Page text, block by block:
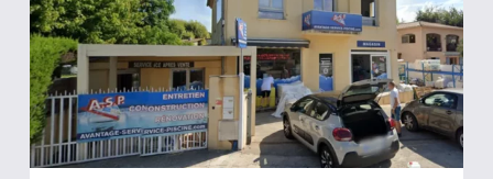
Service
Piscine
Biot